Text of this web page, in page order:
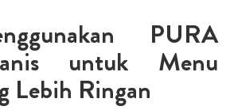
PURA
untuk Menu
Lebih Ringan